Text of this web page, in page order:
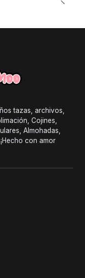
tazas, archivos,
Cojines,
Almohadas,
con amor